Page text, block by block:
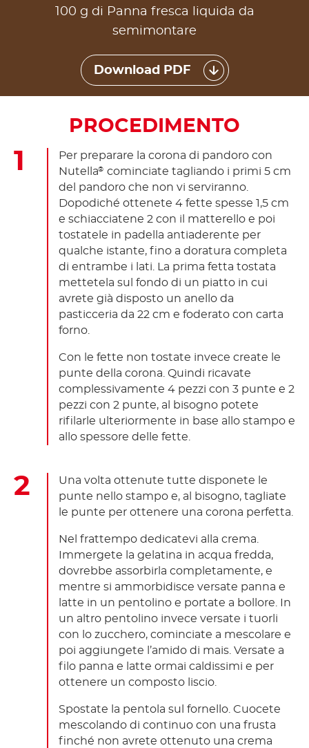
100 g di Panna fresca liquida da
semimontare
Download PDF
PROCEDIMENTO
Per preparare la corona di pandoro con
Nutella® cominciate tagliando i primi 5 cm
del pandoro che non vi serviranno.
Dopodiché ottenete 4 fette spesse 1,5 cm
e schiacciatene 2 con il matterello e poi
tostatele in padella antiaderente per
qualche istante, fino a doratura completa
di entrambe i lati. La prima fetta tostata
mettetela sul fondo di un piatto in cui
avrete già disposto un anello da
pasticceria da 22 cm e foderato con carta
forno.
Con le fette non tostate invece create le
punte della corona. Quindi ricavate
complessivamente 4 pezzi con 3 punte e 2
pezzi con 2 punte, al bisogno potete
rifilarle ulteriormente in base allo stampo e
allo spessore delle fette.
Una volta ottenute tutte disponete le
punte nello stampo e, al bisogno, tagliate
le punte per ottenere una corona perfetta.
Nel frattempo dedicatevi alla crema.
Immergete la gelatina in acqua fredda,
dovrebbe assorbirla completamente, e
mentre si ammorbidisce versate panna e
latte in un pentolino e portate a bollore. In
un altro pentolino invece versate i tuorli
con lo zucchero, cominciate a mescolare e
poi aggiungete l’amido di mais. Versate a
filo panna e latte ormai caldissimi e per
ottenere un composto liscio.
Spostate la pentola sul fornello. Cuocete
mescolando di continuo con una frusta
finché non avrete ottenuto una crema